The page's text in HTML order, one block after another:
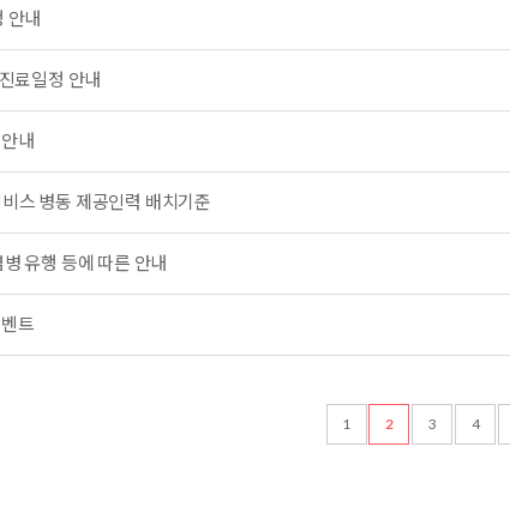
안내
료일정 안내
내
스 병동 제공인력 배치기준
유행 등에 따른 안내
트
1 2 3 4